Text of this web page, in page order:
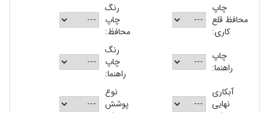
چاپ
محافظ قلع
کاری:
رنگ
چاپ
محافظ:
چاپ
راهنما:
رنگ
چاپ
راهنما:
آبکاری
نهایی
نوع
پوشش